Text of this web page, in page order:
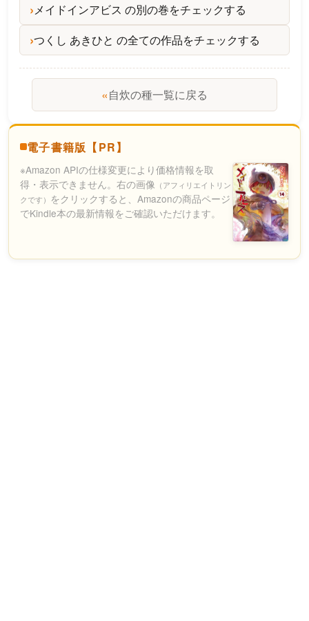
メイドインアビス の別の巻をチェックする
つくし あきひと の全ての作品をチェックする
«自炊の種一覧に戻る
電子書籍版【PR】
※Amazon APIの仕様変更により価格情報を取
得・表示できません。右の画像 （アフィリエイトリン
クです） をクリックすると、Amazonの商品ページ
でKindle本の最新情報をご確認いただけます。